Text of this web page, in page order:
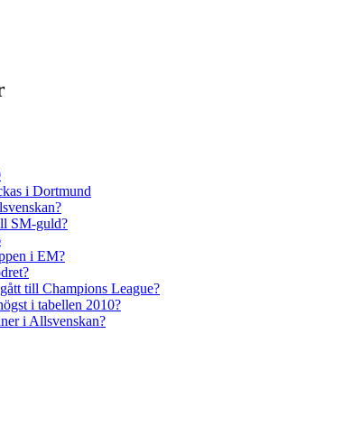
i Dortmund
SM-guld?
i EM?
till Champions League?
i tabellen 2010?
i Allsvenskan?